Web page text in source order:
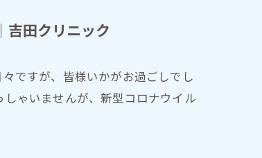
吉田クリニック
ですが、皆様いかがお過ごしでし
ゃいませんが、新型コロナウイル